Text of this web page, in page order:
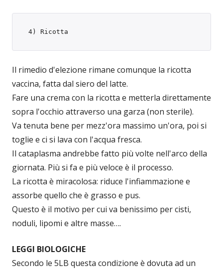
4) Ricotta
Il rimedio d'elezione rimane comunque la ricotta
vaccina, fatta dal siero del latte.
Fare una crema con la ricotta e metterla direttamente
sopra l'occhio attraverso una garza (non sterile).
Va tenuta bene per mezz'ora massimo un'ora, poi si
toglie e ci si lava con l'acqua fresca.
Il cataplasma andrebbe fatto più volte nell'arco della
giornata. Più si fa e più veloce è il processo.
La ricotta è miracolosa: riduce l'infiammazione e
assorbe quello che è grasso e pus.
Questo è il motivo per cui va benissimo per cisti,
noduli, lipomi e altre masse….
LEGGI BIOLOGICHE
Secondo le 5LB questa condizione è dovuta ad un